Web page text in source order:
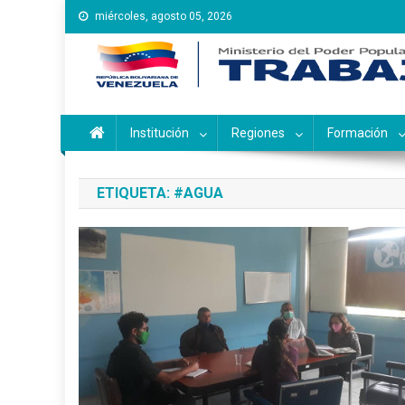
Saltar
al
contenido
miércoles, agosto 05, 2026
Instituto Nacional de
Inces
Institución Regiones Formación
ETIQUETA: #AGUA